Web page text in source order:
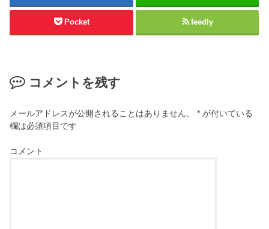
Pocket feedly
コメントを残す
メールアドレスが公開されることはありません。 * が付いている
欄は必須項目です
コメント